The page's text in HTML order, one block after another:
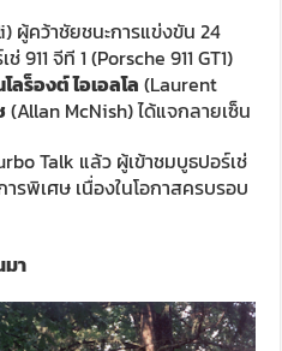
ผู้คว้าชัยชนะการแข่งขัน 24
911 จีที 1 (Porsche 911 GT1)
ลร็องต์ ไอเอลโล (Laurent
(Allan McNish) ได้แจกลายเซ็น
Talk แล้ว ผู้เข้าชมบูธปอร์เช่
รพิเศษ เนื่องในโอกาสครบรอบ
า